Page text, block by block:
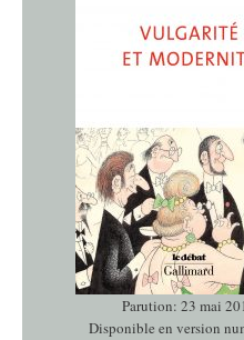
Parution: 23 mai
Disponible en version